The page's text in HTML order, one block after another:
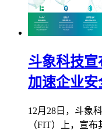
斗象科技宣
加速企业
12月28日，斗象
（FIT）上，宣